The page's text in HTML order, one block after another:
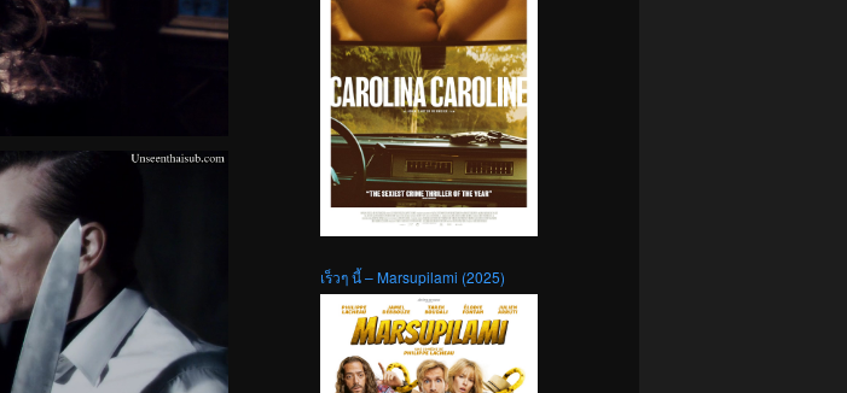
เร็วๆ นี้ – Marsupilami (2025)